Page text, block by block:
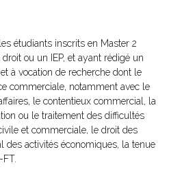
étudiants inscrits en Master 2
ou un IEP, et ayant rédigé un
à vocation de recherche dont le
commerciale, notamment avec le
le contentieux commercial, la
ou le traitement des difficultés
et commerciale, le droit des
des activités économiques, la tenue